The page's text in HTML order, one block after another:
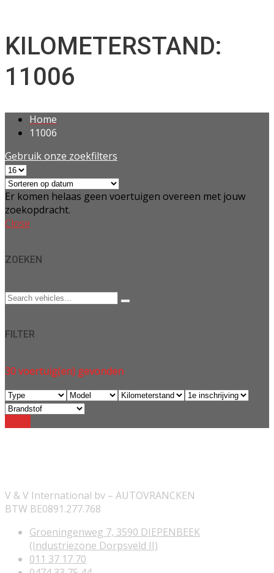
KILOMETERSTAND:
11006
Home
11006
Gebruik onze zoekfilters
Er komen helaas geen voertuigen overeen met jouw
zoekopdracht.
Close
ZOEKEN
FILTER
30voertuig(en) gevonden
V & V International bv – AUTOVRANCKEN
BTW BE0891.277.768
Groeningenweg 7, 3590 DIEPENBEEK
(Industriezone Dorpsveld II)
011 37 17 70